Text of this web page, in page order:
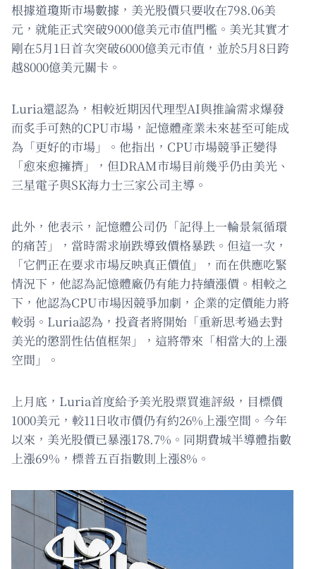
根據道瓊斯市場數據，美光股價只要收在798.06美
元，就能正式突破9000億美元市值門檻。美光其實才
剛在5月1日首次突破6000億美元市值，並於5月8日跨
越8000億美元關卡。
Luria還認為，相較近期因代理型AI與推論需求爆發
而炙手可熱的CPU市場，記憶體產業未來甚至可能成
為「更好的市場」。他指出，CPU市場競爭正變得
「愈來愈擁擠」，但DRAM市場目前幾乎仍由美光、
三星電子與SK海力士三家公司主導。
此外，他表示，記憶體公司仍「記得上一輪景氣循環
的痛苦」，當時需求崩跌導致價格暴跌。但這一次，
「它們正在要求市場反映真正價值」，而在供應吃緊
情況下，他認為記憶體廠仍有能力持續漲價。相較之
下，他認為CPU市場因競爭加劇，企業的定價能力將
較弱。Luria認為，投資者將開始「重新思考過去對
美光的懲罰性估值框架」，這將帶來「相當大的上漲
空間」。
上月底，Luria首度給予美光股票買進評級，目標價
1000美元，較11日收市價仍有約26%上漲空間。今年
以來，美光股價已暴漲178.7%。同期費城半導體指數
上漲69%，標普五百指數則上漲8%。